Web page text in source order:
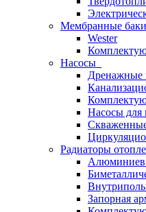
Мембранные баки
Wester
Насосы
Дренажные
Насосы для
Радиаторы
Запорная